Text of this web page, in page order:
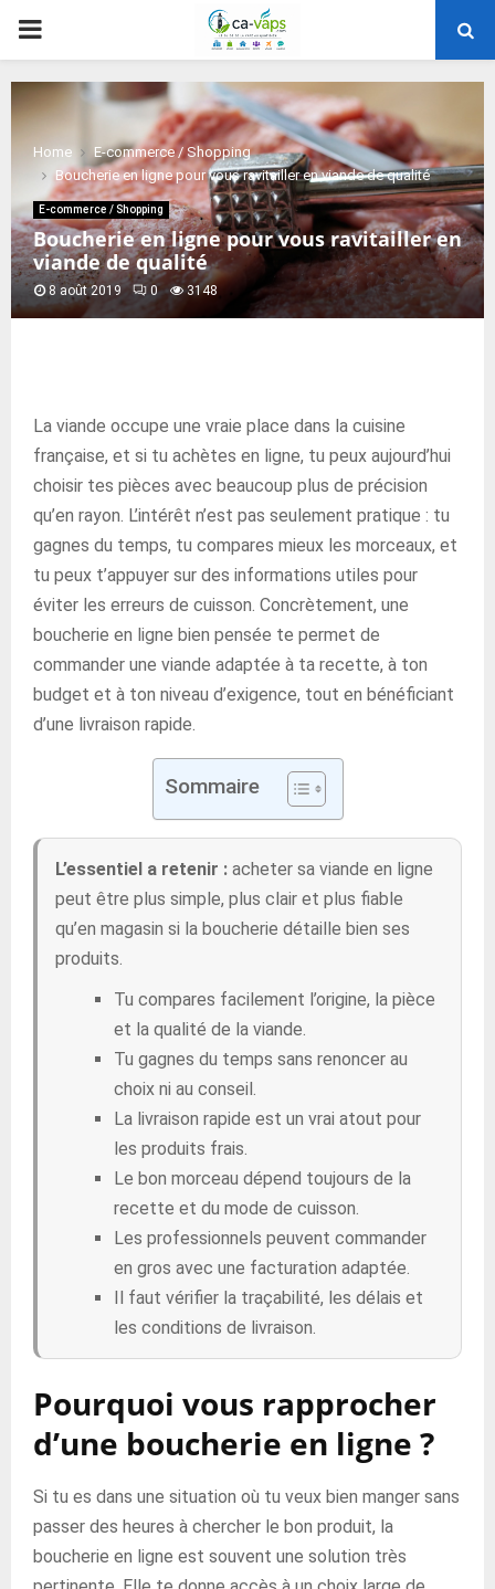
PRIMARY
MENU
Home
E-commerce / Shopping
Boucherie en ligne pour vous ravitailler en viande de qualité
E-commerce / Shopping
Boucherie en ligne pour vous ravitailler en
viande de qualité
8 août 2019 0 3148
La viande occupe une vraie place dans la cuisine
française, et si tu achètes en ligne, tu peux aujourd’hui
choisir tes pièces avec beaucoup plus de précision
qu’en rayon. L’intérêt n’est pas seulement pratique : tu
gagnes du temps, tu compares mieux les morceaux, et
tu peux t’appuyer sur des informations utiles pour
éviter les erreurs de cuisson. Concrètement, une
boucherie en ligne bien pensée te permet de
commander une viande adaptée à ta recette, à ton
budget et à ton niveau d’exigence, tout en bénéficiant
d’une livraison rapide.
Sommaire
L’essentiel a retenir : acheter sa viande en ligne
peut être plus simple, plus clair et plus fiable
qu’en magasin si la boucherie détaille bien ses
produits.
Tu compares facilement l’origine, la pièce
et la qualité de la viande.
Tu gagnes du temps sans renoncer au
choix ni au conseil.
La livraison rapide est un vrai atout pour
les produits frais.
Le bon morceau dépend toujours de la
recette et du mode de cuisson.
Les professionnels peuvent commander
en gros avec une facturation adaptée.
Il faut vérifier la traçabilité, les délais et
les conditions de livraison.
Pourquoi vous rapprocher
d’une boucherie en ligne ?
Si tu es dans une situation où tu veux bien manger sans
passer des heures à chercher le bon produit, la
boucherie en ligne est souvent une solution très